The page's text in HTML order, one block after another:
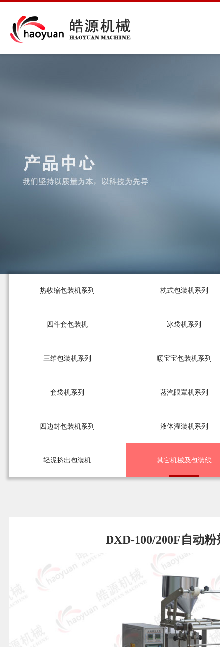
热收缩包装机系列 枕式包装机系列
四件套包装机 冰袋机系列
三维包装机系列 暖宝宝包装机系列
套袋机系列 蒸汽眼罩机系列
四边封包装机系列 液体灌装机系列
轻泥挤出包装机 其它机械及包装线
DXD-100/200F自动